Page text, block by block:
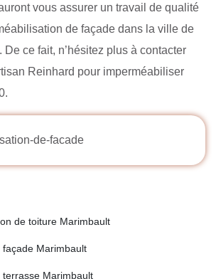
vous assurer un travail de qualité
de façade dans la ville de
De ce fait, n’hésitez plus à contacter
Reinhard pour imperméabiliser
de toiture Marimbault
Marimbault
Marimbault